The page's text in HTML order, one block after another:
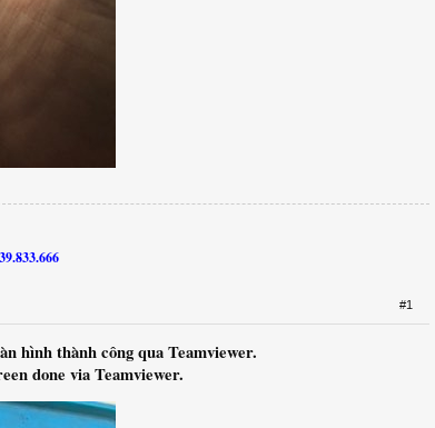
#1
hình thành công qua Teamviewer.
done via Teamviewer.